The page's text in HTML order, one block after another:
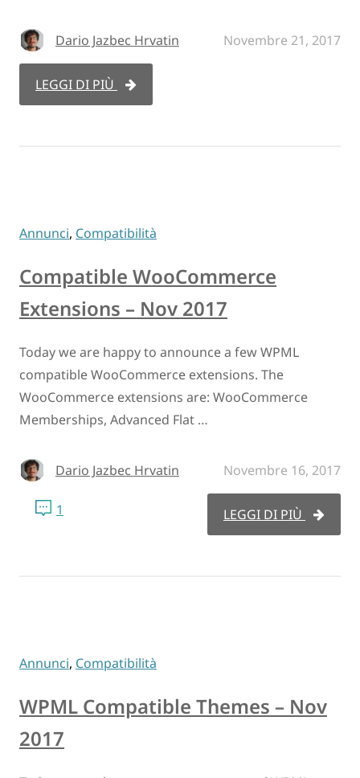
Dario Jazbec Hrvatin Novembre 21, 2017
LEGGI DI PIÙ
Annunci, Compatibilità
Compatible WooCommerce
Extensions – Nov 2017
Today we are happy to announce a few WPML
compatible WooCommerce extensions. The
WooCommerce extensions are: WooCommerce
Memberships, Advanced Flat …
Dario Jazbec Hrvatin Novembre 16, 2017
1 LEGGI DI PIÙ
Annunci, Compatibilità
WPML Compatible Themes – Nov
2017